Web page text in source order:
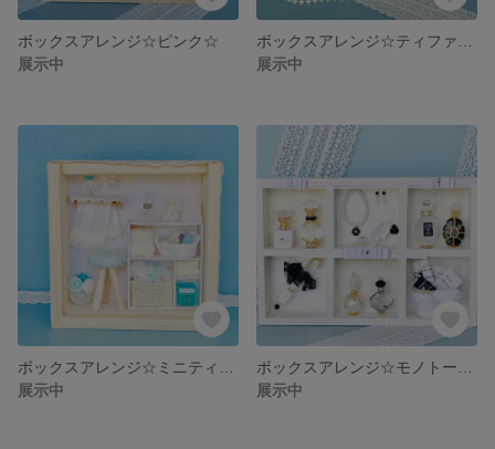
ボックスアレンジ☆ピンク☆
展示中
展示中
展示中
展示中